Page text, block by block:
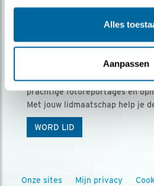
Alles
Aanpassen
Ontvang 5 x Vogels
Vogels is het tijdschrift voor
prachtige fotoreportages en
Met jouw lidmaatschap help je
WORD LID
Onze sites Mijn privacy